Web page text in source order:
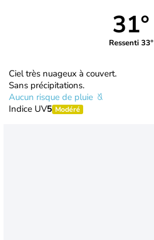
31°
Ressenti 33°
Ciel très nuageux à couvert.
Sans précipitations.
Aucun risque de pluie
Indice UV5 Modéré